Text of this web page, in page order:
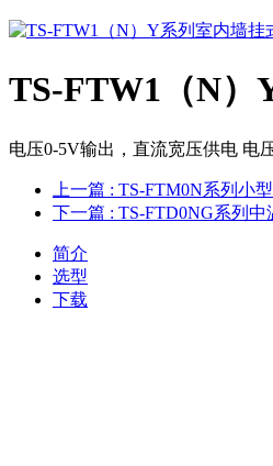
TS-FTW1（N）
电压0-5V输出，直流宽压供电 电
上一篇 : TS-FTM0N系列小
下一篇 : TS-FTD0NG系列
简介
选型
下载